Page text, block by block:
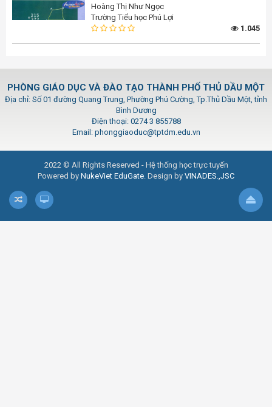
Hoàng Thị Như Ngọc
Trường Tiểu học Phú Lợi
1.045
PHÒNG GIÁO DỤC VÀ ĐÀO TẠO THÀNH PHỐ THỦ DẦU MỘT
Địa chỉ: Số 01 đường Quang Trung, Phường Phú Cường, Tp.Thủ Dầu Một, tỉnh
Bình Dương
Điện thoại: 0274 3 855788
Email: phonggiaoduc@tptdm.edu.vn
2022 © All Rights Reserved - Hệ thống học trực tuyến
Powered by NukeViet EduGate . Design by VINADES.,JSC